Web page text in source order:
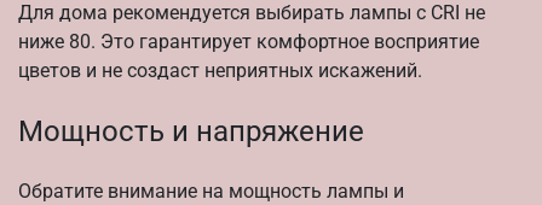
Для дома рекомендуется выбирать лампы с CRI не
ниже 80. Это гарантирует комфортное восприятие
цветов и не создаст неприятных искажений.
Мощность и напряжение
Обратите внимание на мощность лампы и